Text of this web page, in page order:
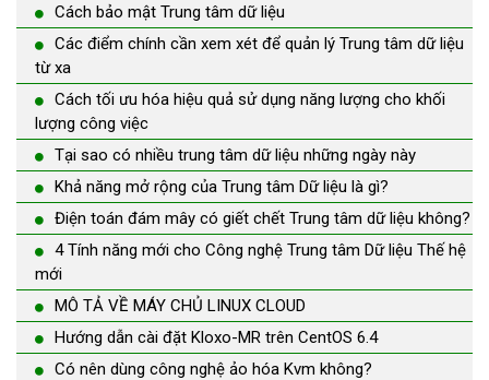
Cách bảo mật Trung tâm dữ liệu
Các điểm chính cần xem xét để quản lý Trung tâm dữ liệu
từ xa
Cách tối ưu hóa hiệu quả sử dụng năng lượng cho khối
lượng công việc
Tại sao có nhiều trung tâm dữ liệu những ngày này
Khả năng mở rộng của Trung tâm Dữ liệu là gì?
Điện toán đám mây có giết chết Trung tâm dữ liệu không?
4 Tính năng mới cho Công nghệ Trung tâm Dữ liệu Thế hệ
mới
MÔ TẢ VỀ MÁY CHỦ LINUX CLOUD
Hướng dẫn cài đặt Kloxo-MR trên CentOS 6.4
Có nên dùng công nghệ ảo hóa Kvm không?